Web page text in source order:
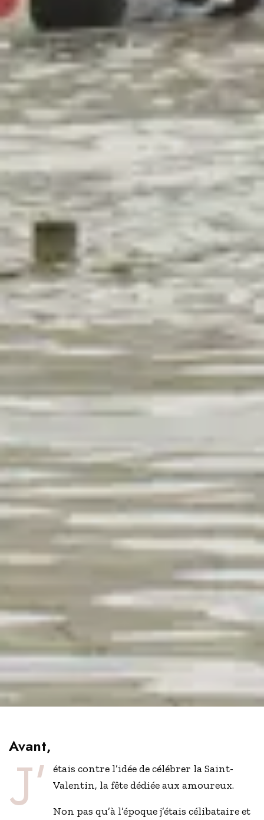
Avant,
j’
étais contre l’idée de célébrer la Saint-
Valentin, la fête dédiée aux amoureux.
Non pas qu’à l’époque j’étais célibataire et